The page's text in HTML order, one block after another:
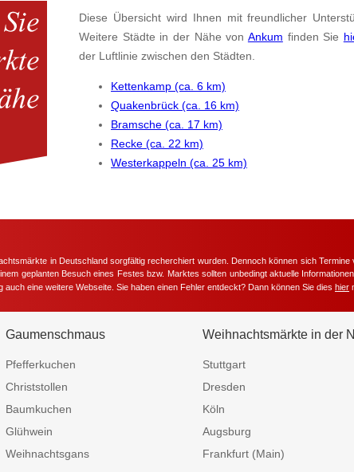
Diese Übersicht wird Ihnen mit freundlicher
Weitere Städte in der Nähe von Ankum finden Sie
der Luftlinie zwischen den Städten.
Kettenkamp (ca. 6 km)
Quakenbrück (ca. 16 km)
Bramsche (ca. 17 km)
Recke (ca. 22 km)
Westerkappeln (ca. 25 km)
in Deutschland sorgfältig recherchiert wurden. Dennoch können sich
geplanten Besuch eines Festes bzw. Marktes sollten unbedingt aktuelle
eine weitere Webseite. Sie haben einen Fehler entdeckt? Dann können Sie dies hier
Gaumenschmaus
Pfefferkuchen
Christstollen
Baumkuchen
Glühwein
Weihnachtsgans
Weihnachtsmärkte in der
Stuttgart
Dresden
Köln
Augsburg
Frankfurt (Main)